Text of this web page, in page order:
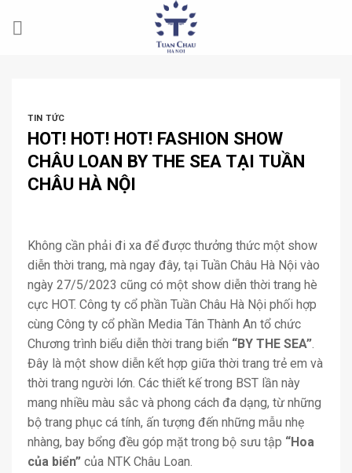
TIN TỨC
HOT! HOT! HOT! FASHION SHOW
CHÂU LOAN BY THE SEA TẠI TUẦN
CHÂU HÀ NỘI
Không cần phải đi xa để được thưởng thức một show
diễn thời trang, mà ngay đây, tại Tuần Châu Hà Nội vào
ngày 27/5/2023 cũng có một show diễn thời trang hè
cực HOT. Công ty cổ phần Tuần Châu Hà Nội phối hợp
cùng Công ty cổ phần Media Tân Thành An tổ chức
Chương trình biểu diễn thời trang biển “BY THE SEA”
Đây là một show diễn kết hợp giữa thời trang trẻ em và
thời trang người lớn. Các thiết kế trong BST lần này
mang nhiều màu sắc và phong cách đa dạng, từ những
bộ trang phục cá tính, ấn tượng đến những mẫu nhẹ
nhàng, bay bổng đều góp mặt trong bộ sưu tập “Hoa
của biển” của NTK Châu Loan.